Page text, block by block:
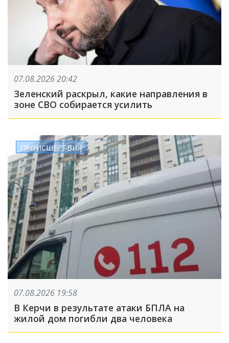
07.08.2026 20:42
Зеленский раскрыл, какие направления в
зоне СВО собирается усилить
ПРОИСШЕСТВИЯ
07.08.2026 19:58
В Керчи в результате атаки БПЛА на
жилой дом погибли два человека